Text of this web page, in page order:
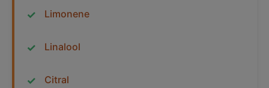
Limonene
Linalool
Citral